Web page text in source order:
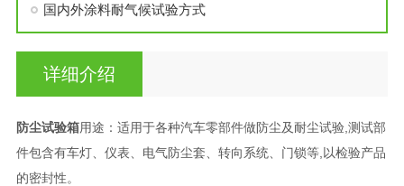
国内外涂料耐气候试验方式
详细介绍
防尘试验箱用途：适用于各种汽车零部件做防尘及耐尘试验,测试部
件包含有车灯、仪表、电气防尘套、转向系统、门锁等,以检验产品
的密封性。